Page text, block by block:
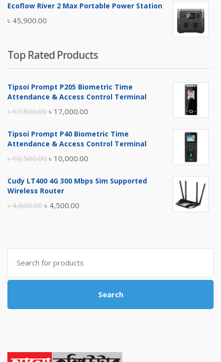
was:
৳ 5,400.00.
is:
Ecoflow River 2 Max Portable Power Station
৳ 45,900.00
Top Rated Products
Tipsoi Prompt P205 Biometric Time
Attendance & Access Control Terminal
৳17,500.00 Original
was:
৳ 17,000.00
is:
Tipsoi Prompt P40 Biometric Time
Attendance & Access Control Terminal
৳10,500.00 Original
was:
৳ 10,000.00
is:
Cudy LT400 4G 300 Mbps Sim Supported
Wireless Router
৳4,800.00 Original
৳ 4,800.00.
৳ 4,500.00
৳ 4,500.00.
Search
for:
Search